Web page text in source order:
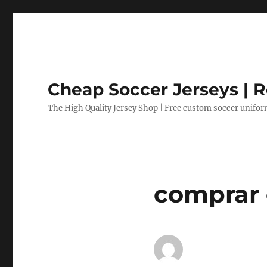
Cheap Soccer Jerseys |
The High Quality Jersey Shop | Free custom soccer
comprar